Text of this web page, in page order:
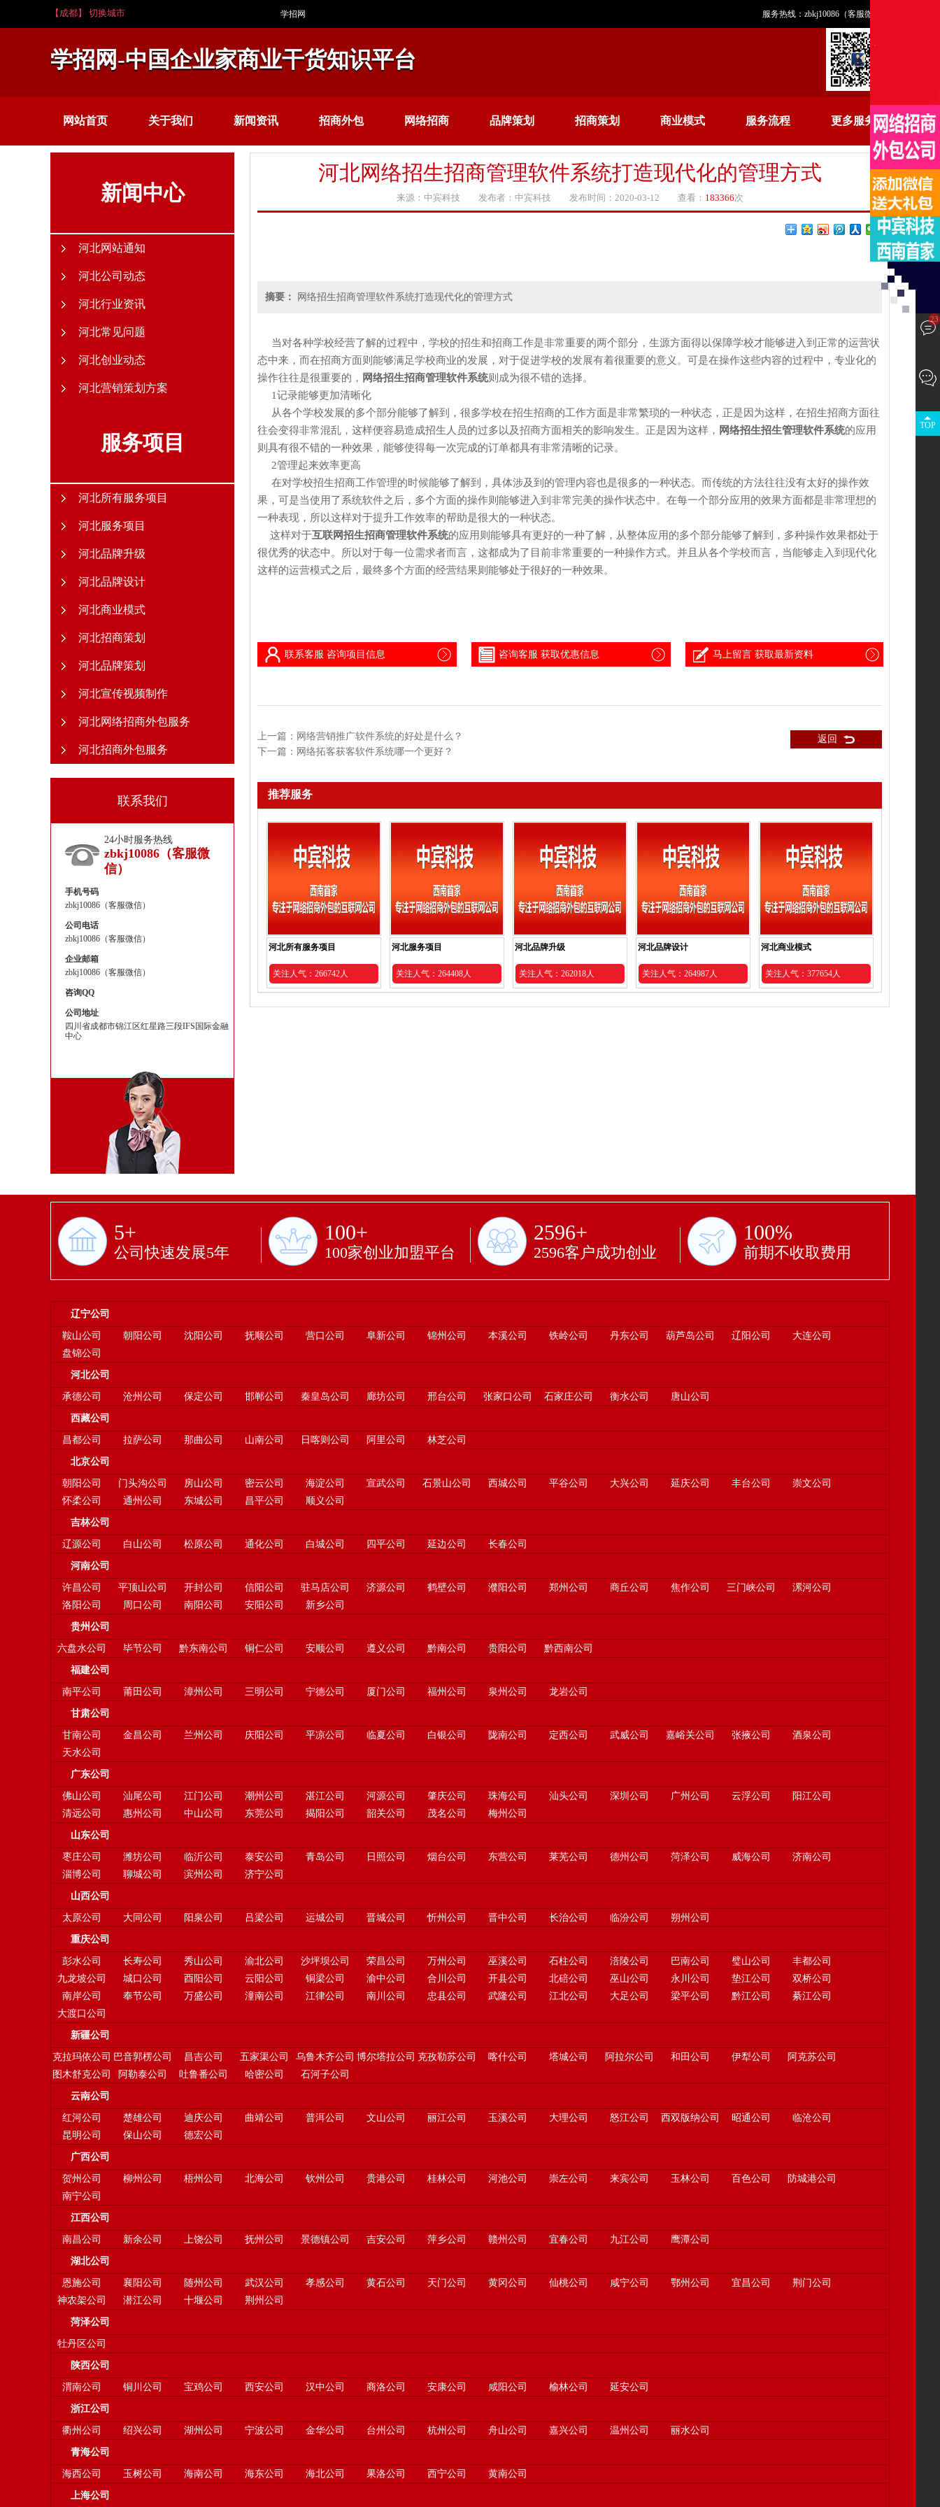
【成都】 切换城市 学招网 服务热线：zbkj10086（客服微信）
学招网-中国企业家商业干货知识平台
网站首页 关于我们 新闻资讯 招商外包 网络招商 品牌策划 招商策划 商业模式 服务流程 更多服务
河北网络招生招商管理软件系统打造现代化的管理方式
来源：中宾科技 发布者：中宾科技 发布时间：2020-03-12 查看： 183366次
摘要： 网络招生招商管理软件系统打造现代化的管理方式
当对各种学校经营了解的过程中，学校的招生和招商工作是非常重要的两个部分，生源方面得以保障学校才能够进入到正常的运营状
态中来，而在招商方面则能够满足学校商业的发展，对于促进学校的发展有着很重要的意义。可是在操作这些内容的过程中，专业化的
操作往往是很重要的， 网络招生招商管理软件系统则成为很不错的选择。
1记录能够更加清晰化
从各个学校发展的多个部分能够了解到，很多学校在招生招商的工作方面是非常繁琐的一种状态，正是因为这样，在招生招商方面往
往会变得非常混乱，这样便容易造成招生人员的过多以及招商方面相关的影响发生。正是因为这样， 网络招生招生管理软件系统的应用
则具有很不错的一种效果，能够使得每一次完成的订单都具有非常清晰的记录。
2管理起来效率更高
在对学校招生招商工作管理的时候能够了解到，具体涉及到的管理内容也是很多的一种状态。而传统的方法往往没有太好的操作效
果，可是当使用了系统软件之后，多个方面的操作则能够进入到非常完美的操作状态中。在每一个部分应用的效果方面都是非常理想的
一种表现，所以这样对于提升工作效率的帮助是很大的一种状态。
这样对于互联网招生招商管理软件系统的应用则能够具有更好的一种了解，从整体应用的多个部分能够了解到，多种操作效果都处于
很优秀的状态中。所以对于每一位需求者而言，这都成为了目前非常重要的一种操作方式。并且从各个学校而言，当能够走入到现代化
这样的运营模式之后，最终多个方面的经营结果则能够处于很好的一种效果。
联系客服 咨询项目信息 咨询客服 获取优惠信息 马上留言 获取最新资料
上一篇： 网络营销推广软件系统的好处是什么？
下一篇： 网络拓客获客软件系统哪一个更好？
返回
推荐服务
河北所有服务项目
关注人气：266742人
河北服务项目
关注人气：264408人
河北品牌升级
关注人气：262018人
河北品牌设计
关注人气：264987人
河北商业模式
关注人气：377654人
新闻中心
河北网站通知
河北公司动态
河北行业资讯
河北常见问题
河北创业动态
河北营销策划方案
服务项目
河北所有服务项目
河北服务项目
河北品牌升级
河北品牌设计
河北商业模式
河北招商策划
河北品牌策划
河北宣传视频制作
河北网络招商外包服务
河北招商外包服务
联系我们
24小时服务热线
zbkj10086（客服微
信）
手机号码
zbkj10086（客服微信）
公司电话
zbkj10086（客服微信）
企业邮箱
zbkj10086（客服微信）
咨询QQ
公司地址
四川省成都市锦江区红星路三段IFS国际金融
中心
5+
公司快速发展5年
100+
100家创业加盟平台
2596+
2596客户成功创业
100%
前期不收取费用
辽宁公司
鞍山公司 朝阳公司 沈阳公司 抚顺公司 营口公司 阜新公司 锦州公司 本溪公司 铁岭公司 丹东公司 葫芦岛公司 辽阳公司
大连公司
盘锦公司
河北公司
承德公司 沧州公司 保定公司 邯郸公司 秦皇岛公司 廊坊公司 邢台公司 张家口公司 石家庄公司 衡水公司 唐山公司
西藏公司
昌都公司 拉萨公司 那曲公司 山南公司 日喀则公司 阿里公司 林芝公司
北京公司
朝阳公司 门头沟公司 房山公司 密云公司 海淀公司 宣武公司 石景山公司 西城公司 平谷公司 大兴公司 延庆公司 丰台公司
崇文公司
怀柔公司
通州公司 东城公司 昌平公司 顺义公司
吉林公司
辽源公司 白山公司 松原公司 通化公司 白城公司 四平公司 延边公司 长春公司
河南公司
许昌公司 平顶山公司 开封公司 信阳公司 驻马店公司 济源公司 鹤壁公司 濮阳公司 郑州公司 商丘公司 焦作公司 三门峡公司
漯河公司
洛阳公司
周口公司 南阳公司 安阳公司 新乡公司
贵州公司
六盘水公司 毕节公司 黔东南公司 铜仁公司 安顺公司 遵义公司 黔南公司 贵阳公司 黔西南公司
福建公司
南平公司 莆田公司 漳州公司 三明公司 宁德公司 厦门公司 福州公司 泉州公司 龙岩公司
甘肃公司
甘南公司 金昌公司 兰州公司 庆阳公司 平凉公司 临夏公司 白银公司 陇南公司 定西公司 武威公司 嘉峪关公司 张掖公司
酒泉公司
天水公司
广东公司
佛山公司 汕尾公司 江门公司 潮州公司 湛江公司 河源公司 肇庆公司 珠海公司 汕头公司 深圳公司 广州公司 云浮公司
阳江公司
清远公司
惠州公司 中山公司 东莞公司 揭阳公司 韶关公司 茂名公司 梅州公司
山东公司
枣庄公司 潍坊公司 临沂公司 泰安公司 青岛公司 日照公司 烟台公司 东营公司 莱芜公司 德州公司 菏泽公司 威海公司
济南公司
淄博公司
聊城公司 滨州公司 济宁公司
山西公司
太原公司 大同公司 阳泉公司 吕梁公司 运城公司 晋城公司 忻州公司 晋中公司 长治公司 临汾公司 朔州公司
重庆公司
彭水公司 长寿公司 秀山公司 渝北公司 沙坪坝公司 荣昌公司 万州公司 巫溪公司 石柱公司 涪陵公司 巴南公司 璧山公司
丰都公司
九龙坡公司
城口公司 酉阳公司 云阳公司 铜梁公司 渝中公司 合川公司 开县公司 北碚公司 巫山公司 永川公司 垫江公司
双桥公司
南岸公司
奉节公司 万盛公司 潼南公司 江律公司 南川公司 忠县公司 武隆公司 江北公司 大足公司 梁平公司 黔江公司
綦江公司
大渡口公司
新疆公司
克拉玛依公司 巴音郭楞公司 昌吉公司 五家渠公司 乌鲁木齐公司 博尔塔拉公司 克孜勒苏公司 喀什公司 塔城公司 阿拉尔公司 和田公司 伊犁公司
阿克苏公司
图木舒克公司
阿勒泰公司 吐鲁番公司 哈密公司 石河子公司
云南公司
红河公司 楚雄公司 迪庆公司 曲靖公司 普洱公司 文山公司 丽江公司 玉溪公司 大理公司 怒江公司 西双版纳公司 昭通公司
临沧公司
昆明公司
保山公司 德宏公司
广西公司
贺州公司 柳州公司 梧州公司 北海公司 钦州公司 贵港公司 桂林公司 河池公司 崇左公司 来宾公司 玉林公司 百色公司
防城港公司
南宁公司
江西公司
南昌公司 新余公司 上饶公司 抚州公司 景德镇公司 吉安公司 萍乡公司 赣州公司 宜春公司 九江公司 鹰潭公司
湖北公司
恩施公司 襄阳公司 随州公司 武汉公司 孝感公司 黄石公司 天门公司 黄冈公司 仙桃公司 咸宁公司 鄂州公司 宜昌公司
荆门公司
神农架公司
潜江公司 十堰公司 荆州公司
菏泽公司
牡丹区公司
陕西公司
渭南公司 铜川公司 宝鸡公司 西安公司 汉中公司 商洛公司 安康公司 咸阳公司 榆林公司 延安公司
浙江公司
衢州公司 绍兴公司 湖州公司 宁波公司 金华公司 台州公司 杭州公司 舟山公司 嘉兴公司 温州公司 丽水公司
青海公司
海西公司 玉树公司 海南公司 海东公司 海北公司 果洛公司 西宁公司 黄南公司
上海公司
23
TOP